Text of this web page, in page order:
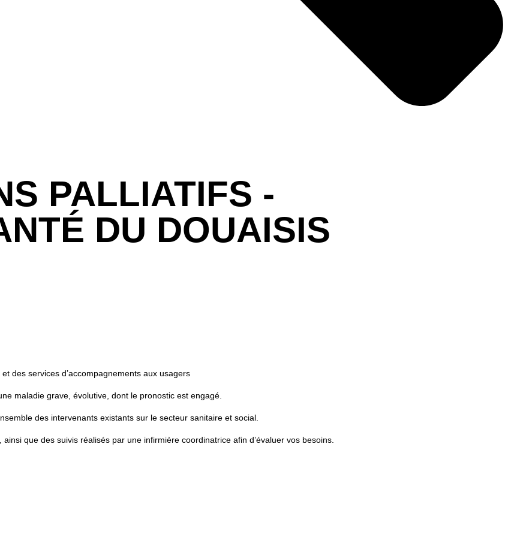
PALLIATIFS -
DU DOUAISIS
des services d’accompagnements aux usagers
maladie grave, évolutive, dont le pronostic est engagé.
des intervenants existants sur le secteur sanitaire et social.
que des suivis réalisés par une infirmière coordinatrice afin d’évaluer vos besoins.